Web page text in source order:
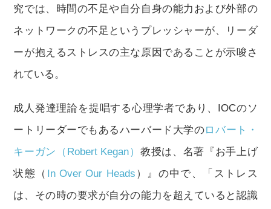
究では、時間の不足や自分自身の能力および外部の
ネットワークの不足というプレッシャーが、リーダ
ーが抱えるストレスの主な原因であることが示唆さ
れている。
成人発達理論を提唱する心理学者であり、IOCのソ
ートリーダーでもあるハーバード大学のロバート・
キーガン（Robert Kegan） 教授は、名著『お手上げ
状態（ In Over Our Heads ）』の中で、「ストレス
は、その時の要求が自分の能力を超えていると認識